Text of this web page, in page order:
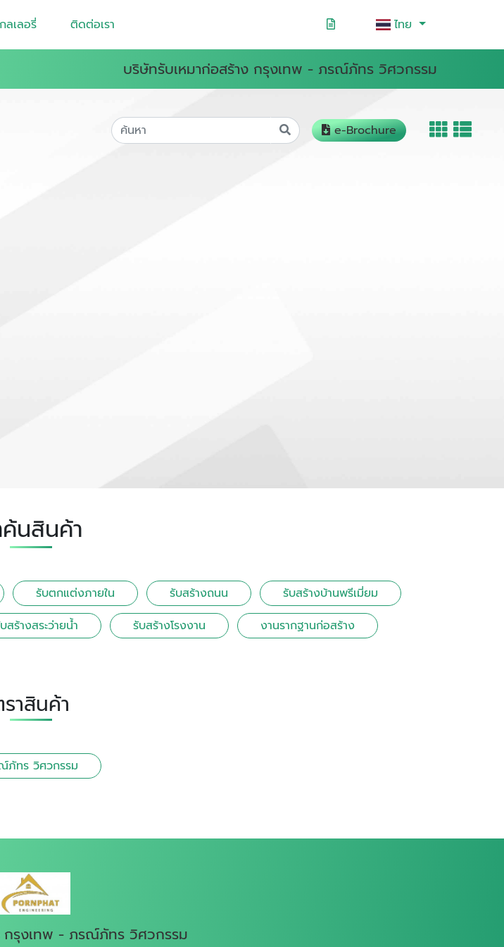
ลเลอรี่ ติดต่อเรา ไทย
บริษัทรับเหมาก่อสร้าง กรุงเทพ - ภรณ์ภัทร วิศวกรรม
e-Brochure
นสินค้า
รับตกแต่งภายใน รับสร้างถนน
รับสร้างบ้านพรีเมี่ยม
สร้างสระว่ายน้ำ รับสร้างโรงงาน งานรากฐานก่อสร้าง
าสินค้า
ภัทร วิศวกรรม
กรุงเทพ - ภรณ์ภัทร วิศวกรรม